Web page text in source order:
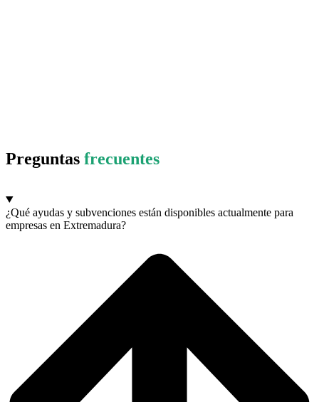
Preguntas frecuentes
¿Qué ayudas y subvenciones están disponibles actualmente para
empresas en Extremadura?